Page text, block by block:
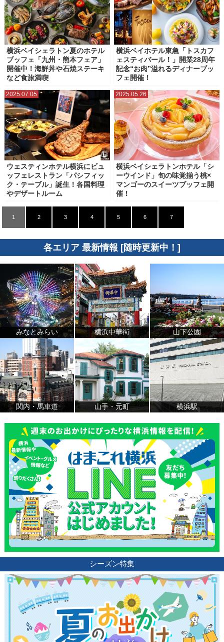
横浜ベイシェラトン夏のホテル
ブッフェ「九州・熊本フェア」
開催中！海鮮丼や石焼ステーキ
など食旅満喫
横浜ベイホテル東急「トスカフ
ェスティバール！」開業28周年
記念“お肉”溢れるディナーブッ
フェ開催！
2025.07.05
ウェスティンホテル横浜にビュ
ッフェレストラン「パシフィッ
ク・テーブル」誕生！各国料理
やデザートルーム
2025.05.26
横浜ベイシェラトンホテル「シ
ーウインド」旬の味覚揃う桃×
マンゴーのスイーツブッフェ開
催！
1 2 3 4 5 6 7
各エリア 最新情報 [随時更新中！]
みなとみらい 横浜中華街 山下公園
関内・馬車道 山手・元町 横浜駅
シーズン特集